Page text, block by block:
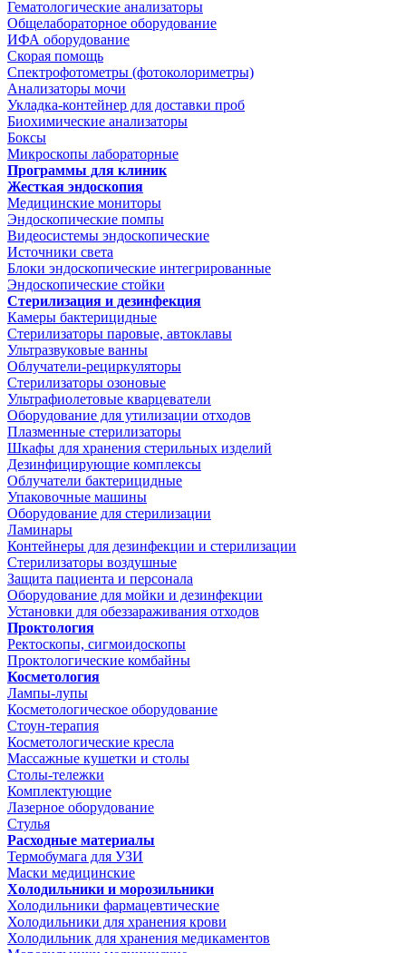
Гематологические анализаторы
Общелабораторное оборудование
ИФА оборудование
Скорая помощь
Спектрофотометры (фотоколориметры)
Анализаторы мочи
Укладка-контейнер для доставки проб
Биохимические анализаторы
Боксы
Микроскопы лабораторные
Программы для клиник
Жесткая эндоскопия
Медицинские мониторы
Эндоскопические помпы
Видеосистемы эндоскопические
Источники света
Блоки эндоскопические интегрированные
Эндоскопические стойки
Стерилизация и дезинфекция
Камеры бактерицидные
Стерилизаторы паровые, автоклавы
Ультразвуковые ванны
Облучатели-рециркуляторы
Стерилизаторы озоновые
Ультрафиолетовые кварцеватели
Оборудование для утилизации отходов
Плазменные стерилизаторы
Шкафы для хранения стерильных изделий
Дезинфицирующие комплексы
Облучатели бактерицидные
Упаковочные машины
Оборудование для стерилизации
Ламинары
Контейнеры для дезинфекции и стерилизации
Стерилизаторы воздушные
Защита пациента и персонала
Оборудование для мойки и дезинфекции
Установки для обеззараживания отходов
Проктология
Ректоскопы, сигмоидоскопы
Проктологические комбайны
Косметология
Лампы-лупы
Косметологическое оборудование
Стоун-терапия
Косметологические кресла
Массажные кушетки и столы
Столы-тележки
Комплектующие
Лазерное оборудование
Стулья
Расходные материалы
Термобумага для УЗИ
Маски медицинские
Холодильники и морозильники
Холодильники фармацевтические
Холодильники для хранения крови
Холодильник для хранения медикаментов